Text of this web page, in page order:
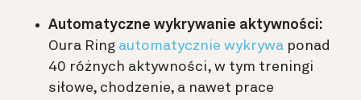
Automatyczne wykrywanie aktywności:
Oura Ring automatycznie wykrywa ponad
40 różnych aktywności, w tym treningi
siłowe, chodzenie, a nawet prace